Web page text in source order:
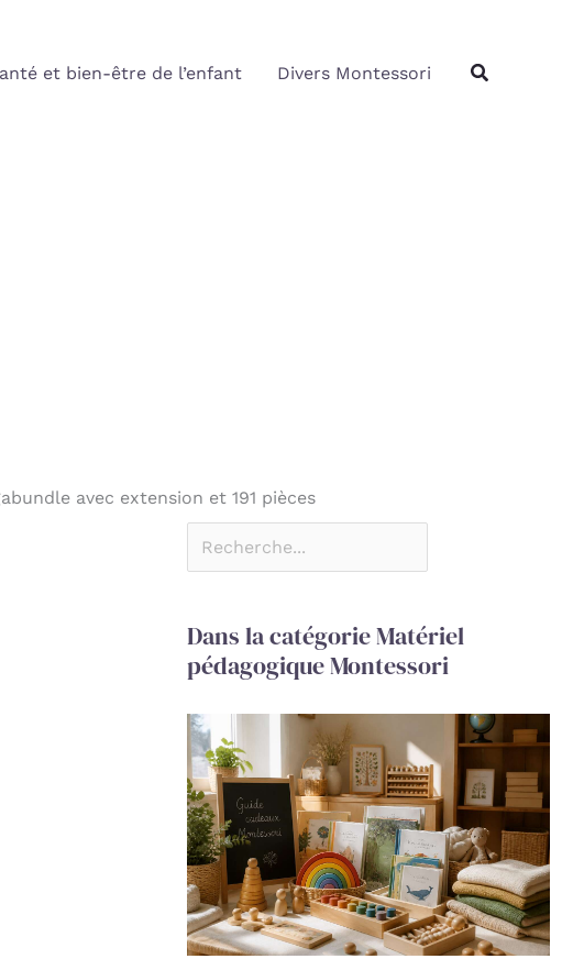
et bien-être de l’enfant Divers Montessori
avec extension et 191 pièces
Dans la catégorie Matériel
pédagogique Montessori